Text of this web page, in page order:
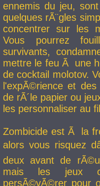
ennemis du jeu,
quelques rÃ¨gles
concentrer sur les
Vous pourrez
survivants,
mettre le feu Ã une
de cocktail molotov.
l'expÃ©rience et
de rÃ´le papier ou
les personnaliser au
Zombicide est Ã la
alors vous risquez
deux avant de
mais les jeux
persÃ©vÃ©rer pour